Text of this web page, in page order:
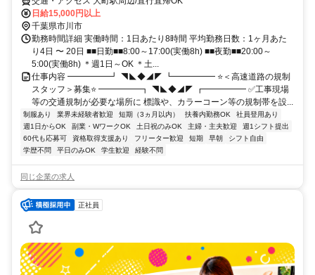
日給15,000円以上
千葉県市川市
勤務時間詳細 実働時間：1日あたり8時間 平均勤務日数：1ヶ月あた
り4日 〜 20日 ■■日勤■■8:00～17:00(実働8h) ■■夜勤■■20:00～
5:00(実働8h) ＊週1日～OK ＊土...
仕事内容 ━━━━━┛ ◥◣◆◢◤ ┗━━━━━ ⭐＜高速道路の規制
スタッフ＞募集⭐ ━━━━━┓ ◥◣◆◢◤ ┏━━━━━ ✅工事現場
等の交通規制が必要な場所に 標識や、カラーコーン等の規制帯を設...
制服あり 業界未経験者歓迎 短期（3ヵ月以内） 扶養内勤務OK
社員登用あり
週1日からOK
副業・WワークOK 土日祝のみOK 主婦・主夫歓迎
週1シフト提出
60代も応募可
資格取得支援あり フリーター歓迎 短期 早朝
シフト自由
学歴不問
平日のみOK 学生歓迎 経験不問
同じ企業の求人
正社員